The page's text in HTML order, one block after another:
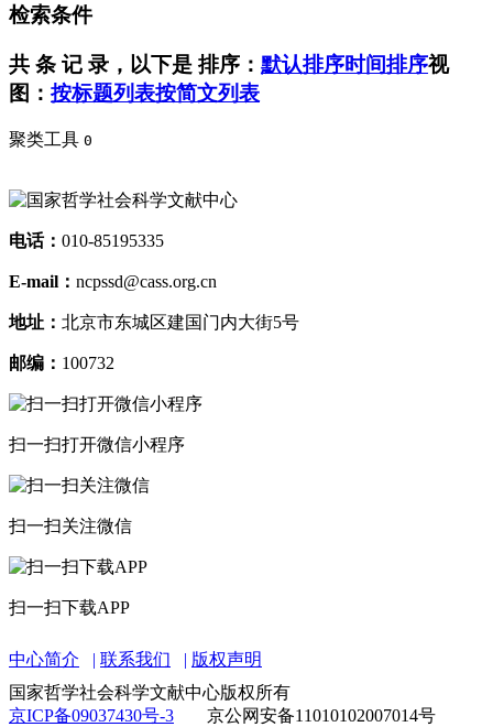
检索条件
共 条 记 录，以下是 排序： 默认排序时间排序视
图： 按标题列表按简文列表
聚类工具 0
电话： 010-85195335
E-mail： ncpssd@cass.org.cn
地址： 北京市东城区建国门内大街5号
邮编： 100732
扫一扫打开微信小程序
扫一扫关注微信
扫一扫下载APP
中心简介 联系我们
版权声明
国家哲学社会科学文献中心版权所有
京ICP备09037430号-3
京公网安备11010102007014号